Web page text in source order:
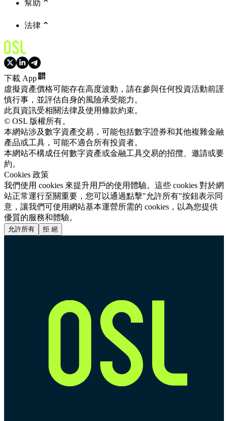
幫助
法律
下載 App
虛擬資產價格可能存在高度波動，請在參與任何投資活動前謹
慎行事，並評估自身的風險承受能力。
此頁資訊受相關法律及使用條款約束。
© OSL 版權所有。
本網站涉及數字資產交易，可能包括數字證券和其他複雜金融
產品或工具，可能不適合所有投資者。
本網站不構成任何數字資產或金融工具交易的招攬、邀請或要
約。
Cookies 政策
我們使用 cookies 來提升用戶的使用體驗。這些 cookies 對於網
站正常運行至關重要，您可以通過點擊"允許所有"按鈕表示同
意，讓我們可使用網站基本運營所需的 cookies，以為您提供
優質的服務和體驗。
允許所有 拒 絕